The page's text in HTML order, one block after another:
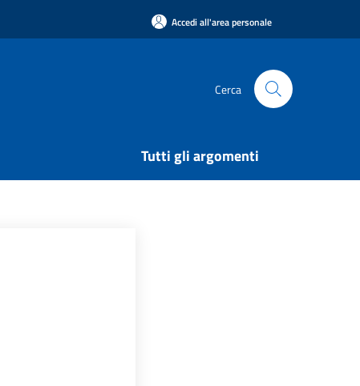
Accedi all'area personale
Cerca
Tutti gli argomenti